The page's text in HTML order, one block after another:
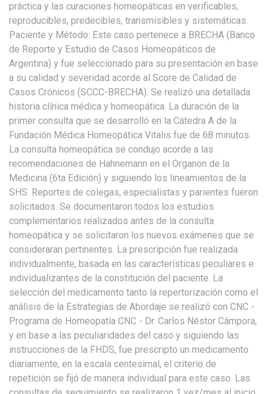
práctica y las curaciones homeopáticas en verificables,
reproducibles, predecibles, transmisibles y sistemáticas.
Paciente y Método: Este caso pertenece a BRECHA (Banco
de Reporte y Estudio de Casos Homeopáticos de
Argentina) y fue seleccionado para su presentación en base
a su calidad y severidad acorde al Score de Calidad de
Casos Crónicos (SCCC-BRECHA). Se realizó una detallada
historia clínica médica y homeopática. La duración de la
primer consulta que se desarrolló en la Cátedra A de la
Fundación Médica Homeopática Vitalis fue de 68 minutos.
La consulta homeopática se condujo acorde a las
recomendaciones de Hahnemann en el Organon de la
Medicina (6ta Edición) y siguiendo los lineamientos de la
SHS. Reportes de colegas, especialistas y parientes fueron
solicitados. Se documentaron todos los estudios
complementarios realizados antes de la consulta
homeopática y se solicitaron los nuevos exámenes que se
consideraran pertinentes. La prescripción fue realizada
individualmente, basada en las características peculiares e
individualizantes de la constitución del paciente. La
selección del medicamento tanto la repertorización como el
análisis de la Estrategias de Abordaje se realizó con CNC -
Programa de Homeopatía CNC - Dr. Carlos Néstor Cámpora,
y en base a las peculiaridades del caso y siguiendo las
instrucciones de la FHDS, fue prescripto un medicamento
diariamente, en la escala centesimal, el criterio de
repetición se fijó de manera individual para este caso. Las